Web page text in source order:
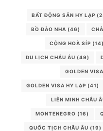
BẤT ĐỘNG SẢN HY LẠP
BỒ ĐÀO NHA (46)
CỘNG HOÀ SÍP (14)
DU LỊCH CHÂU ÂU (49)
GOLDEN
GOLDEN VISA HY LẠP (41)
LIÊN MINH CHÂU
MONTENEGRO (16)
QUỐC TỊCH CHÂU ÂU (19)